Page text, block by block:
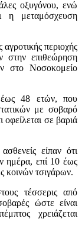
οξυγόνου, ενώ
η μεταμόσχευση
περιοχής
στην επιθεώρηση
στο Νοσοκομείο
έως 48 ετών, που
με σοβαρό
σε βαριά
είπαν ότι
ημέρα, επί 10 έως
κοινών τσιγάρων.
τέσσερις από
ώστε είναι
χρειάζεται